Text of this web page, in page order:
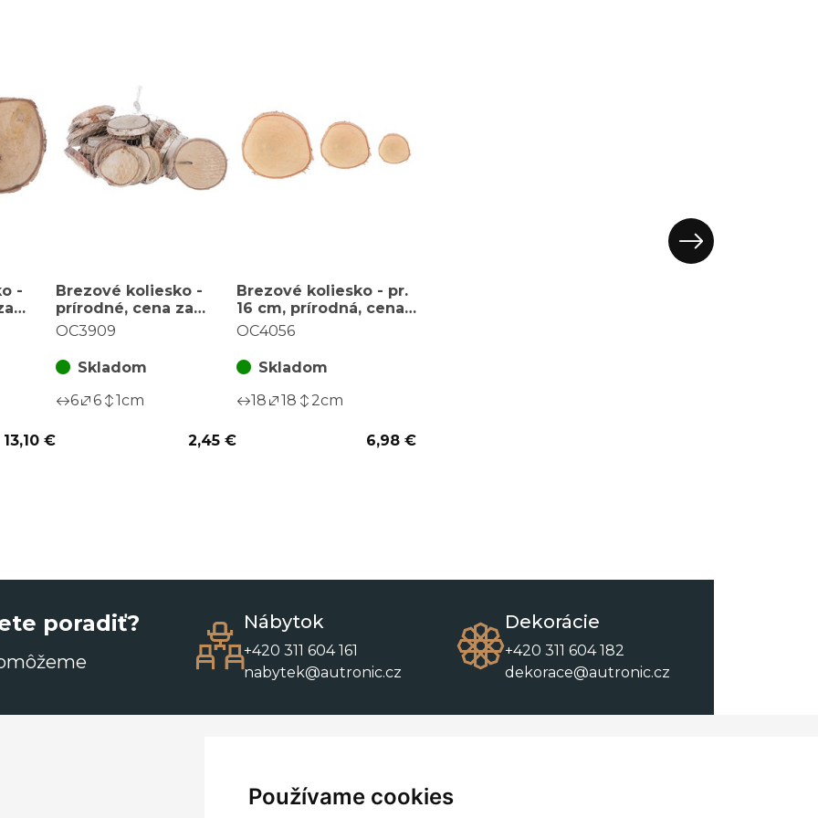
Používame cookies
-
13,10 €
Brezové koliesko -
prírodné, cena za
balenie (cca 300 g)
OC3909
Skladom
6
6 1cm
2,45 €
Brezové koliesko - pr.
16 cm, prírodná, cena
za balenie (3 ks)
OC4056
Skladom
18
18 2cm
6,98 €
poradiť? Nábytok
+420 311 604 161
nabytek@autronic.cz
Dekorácie
+420 311 604 182
dekorace@autronic.cz
Kontakty